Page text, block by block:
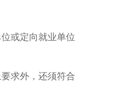
或定向就业单位
求外，还须符合